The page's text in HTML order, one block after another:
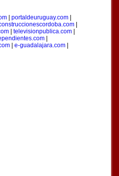
| portaldeuruguay.com|
|
televisionpublica.com
|
e-guadalajara.com